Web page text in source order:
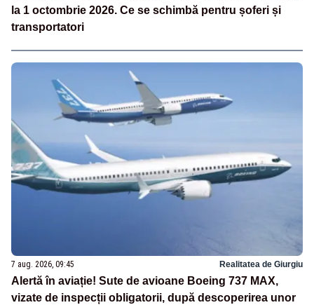
la 1 octombrie 2026. Ce se schimbă pentru șoferi și
transportatori
7 aug. 2026, 09:45 Realitatea de Giurgiu
Alertă în aviație! Sute de avioane Boeing 737 MAX,
vizate de inspecții obligatorii, după descoperirea unor